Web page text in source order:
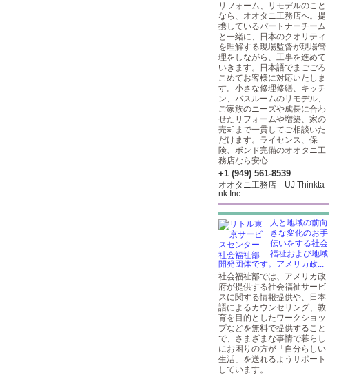
リフォーム、リモデルのこと
なら、オオタニ工務店へ。提
携しているパートナーチーム
と一緒に、日本のクオリティ
を理解する現場監督が現場管
理をしながら、工事を進めて
いきます。日本語でまごごろ
こめてお客様に対応いたしま
す。小さな修理修繕、キッチ
ン、バスルームのリモデル、
ご家族のニーズや成長に合わ
せたリフォームや増築、家の
売却まで一貫してご相談いた
だけます。ライセンス、保
険、ボンド完備のオオタニ工
務店なら安心...
+1 (949) 561-8539
オオタニ工務店 UJ Thinkta
nk Inc
人と地域の前向
きな変化のお手
伝いをする社会
福祉および地域
開発団体です。アメリカ政...
社会福祉部では、アメリカ政
府が提供する社会福祉サービ
スに関する情報提供や、日本
語によるカウンセリング、教
育を目的としたワークショッ
プなどを無料で提供すること
で、さまざまな事情で暮らし
にお困りの方が「自分らしい
生活」を送れるようサポート
しています。